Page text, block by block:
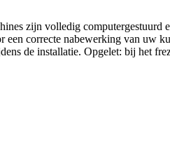
zijn volledig
correcte nabewerking van uw
de installatie. Opgelet: bij het